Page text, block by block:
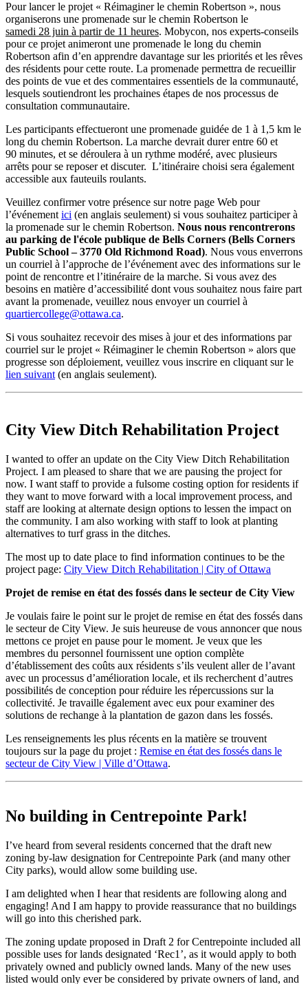
Pour lancer le projet « Réimaginer le chemin Robertson », nous
organiserons une promenade sur le chemin Robertson le
samedi 28 juin à partir de 11 heures. Mobycon, nos experts-conseils
pour ce projet animeront une promenade le long du chemin
Robertson afin d’en apprendre davantage sur les priorités et les rêves
des résidents pour cette route. La promenade permettra de recueillir
des points de vue et des commentaires essentiels de la communauté,
lesquels soutiendront les prochaines étapes de nos processus de
consultation communautaire.
Les participants effectueront une promenade guidée de 1 à 1,5 km le
long du chemin Robertson. La marche devrait durer entre 60 et
90 minutes, et se déroulera à un rythme modéré, avec plusieurs
arrêts pour se reposer et discuter. L’itinéraire choisi sera également
accessible aux fauteuils roulants.
Veuillez confirmer votre présence sur notre page Web pour
l’événement ici (en anglais seulement) si vous souhaitez participer à
la promenade sur le chemin Robertson. Nous nous rencontrerons
au parking de l'école publique de Bells Corners (Bells Corners
Public School – 3770 Old Richmond Road). Nous vous enverrons
un courriel à l’approche de l’événement avec des informations sur le
point de rencontre et l’itinéraire de la marche. Si vous avez des
besoins en matière d’accessibilité dont vous souhaitez nous faire part
avant la promenade, veuillez nous envoyer un courriel à
quartiercollege@ottawa.ca.
Si vous souhaitez recevoir des mises à jour et des informations par
courriel sur le projet « Réimaginer le chemin Robertson » alors que
progresse son déploiement, veuillez vous inscrire en cliquant sur le
lien suivant (en anglais seulement).
City View Ditch Rehabilitation Project
I wanted to offer an update on the City View Ditch Rehabilitation
Project. I am pleased to share that we are pausing the project for
now. I want staff to provide a fulsome costing option for residents if
they want to move forward with a local improvement process, and
staff are looking at alternate design options to lessen the impact on
the community. I am also working with staff to look at planting
alternatives to turf grass in the ditches.
The most up to date place to find information continues to be the
project page: City View Ditch Rehabilitation | City of Ottawa
Projet de remise en état des fossés dans le secteur de City View
Je voulais faire le point sur le projet de remise en état des fossés dans
le secteur de City View. Je suis heureuse de vous annoncer que nous
mettons ce projet en pause pour le moment. Je veux que les
membres du personnel fournissent une option complète
d’établissement des coûts aux résidents s’ils veulent aller de l’avant
avec un processus d’amélioration locale, et ils recherchent d’autres
possibilités de conception pour réduire les répercussions sur la
collectivité. Je travaille également avec eux pour examiner des
solutions de rechange à la plantation de gazon dans les fossés.
Les renseignements les plus récents en la matière se trouvent
toujours sur la page du projet : Remise en état des fossés dans le
secteur de City View | Ville d’Ottawa.
No building in Centrepointe Park!
I’ve heard from several residents concerned that the draft new
zoning by-law designation for Centrepointe Park (and many other
City parks), would allow some building use.
I am delighted when I hear that residents are following along and
engaging! And I am happy to provide reassurance that no buildings
will go into this cherished park.
The zoning update proposed in Draft 2 for Centrepointe included all
possible uses for lands designated ‘Rec1’, as it would apply to both
privately owned and publicly owned lands. Many of the new uses
listed would only ever be considered by private owners of land, and